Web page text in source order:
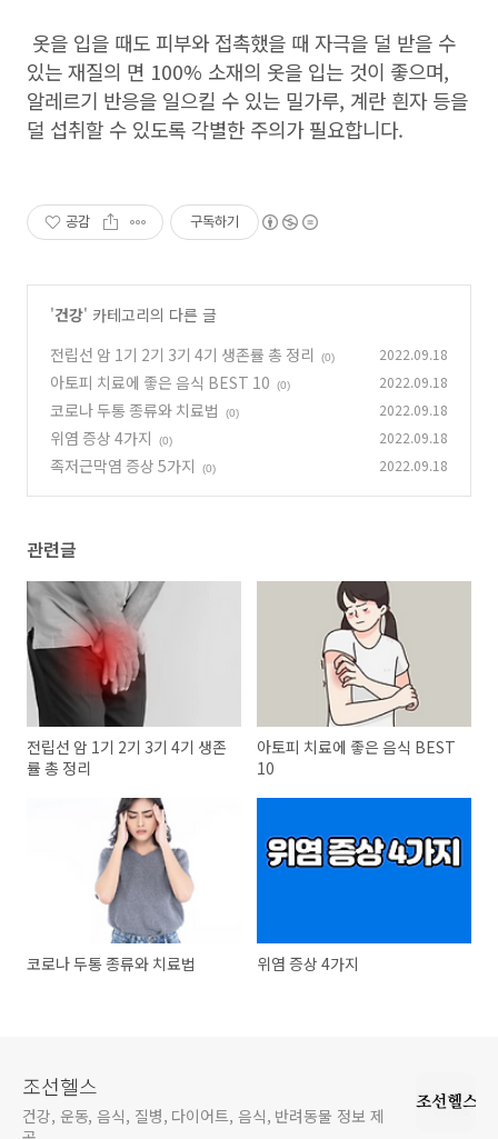
옷을 입을 때도 피부와 접촉했을 때 자극을 덜 받을 수
있는 재질의 면 100% 소재의 옷을 입는 것이 좋으며,
알레르기 반응을 일으킬 수 있는 밀가루, 계란 흰자 등을
덜 섭취할 수 있도록 각별한 주의가 필요합니다.
공감 구독하기
'건강' 카테고리의 다른 글
전립선 암 1기 2기 3기 4기 생존률 총 정리
(0) 2022.09.18
아토피 치료에 좋은 음식 BEST 10 (0) 2022.09.18
코로나 두통 종류와 치료법 (0) 2022.09.18
위염 증상 4가지 (0) 2022.09.18
족저근막염 증상 5가지 (0) 2022.09.18
관련글
전립선 암 1기 2기 3기 4기 생존
률 총 정리
아토피 치료에 좋은 음식 BEST
10
코로나 두통 종류와 치료법 위염 증상 4가지
조선헬스
건강, 운동, 음식, 질병, 다이어트, 음식, 반려동물 정보 제